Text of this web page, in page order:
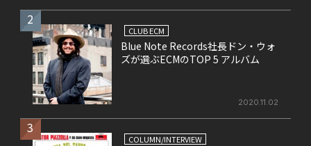
2
CLUB ECM
Blue Note Records社長ドン・ウォ
ズが選ぶECMのTOP 5 アルバム
2020.11.02
3
COLUMN/INTERVIEW